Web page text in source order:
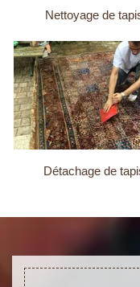
Nettoyage de
Détachage de